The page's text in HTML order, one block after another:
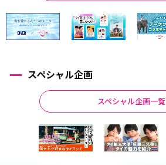
スペシャル企画
スペシャル企画一覧